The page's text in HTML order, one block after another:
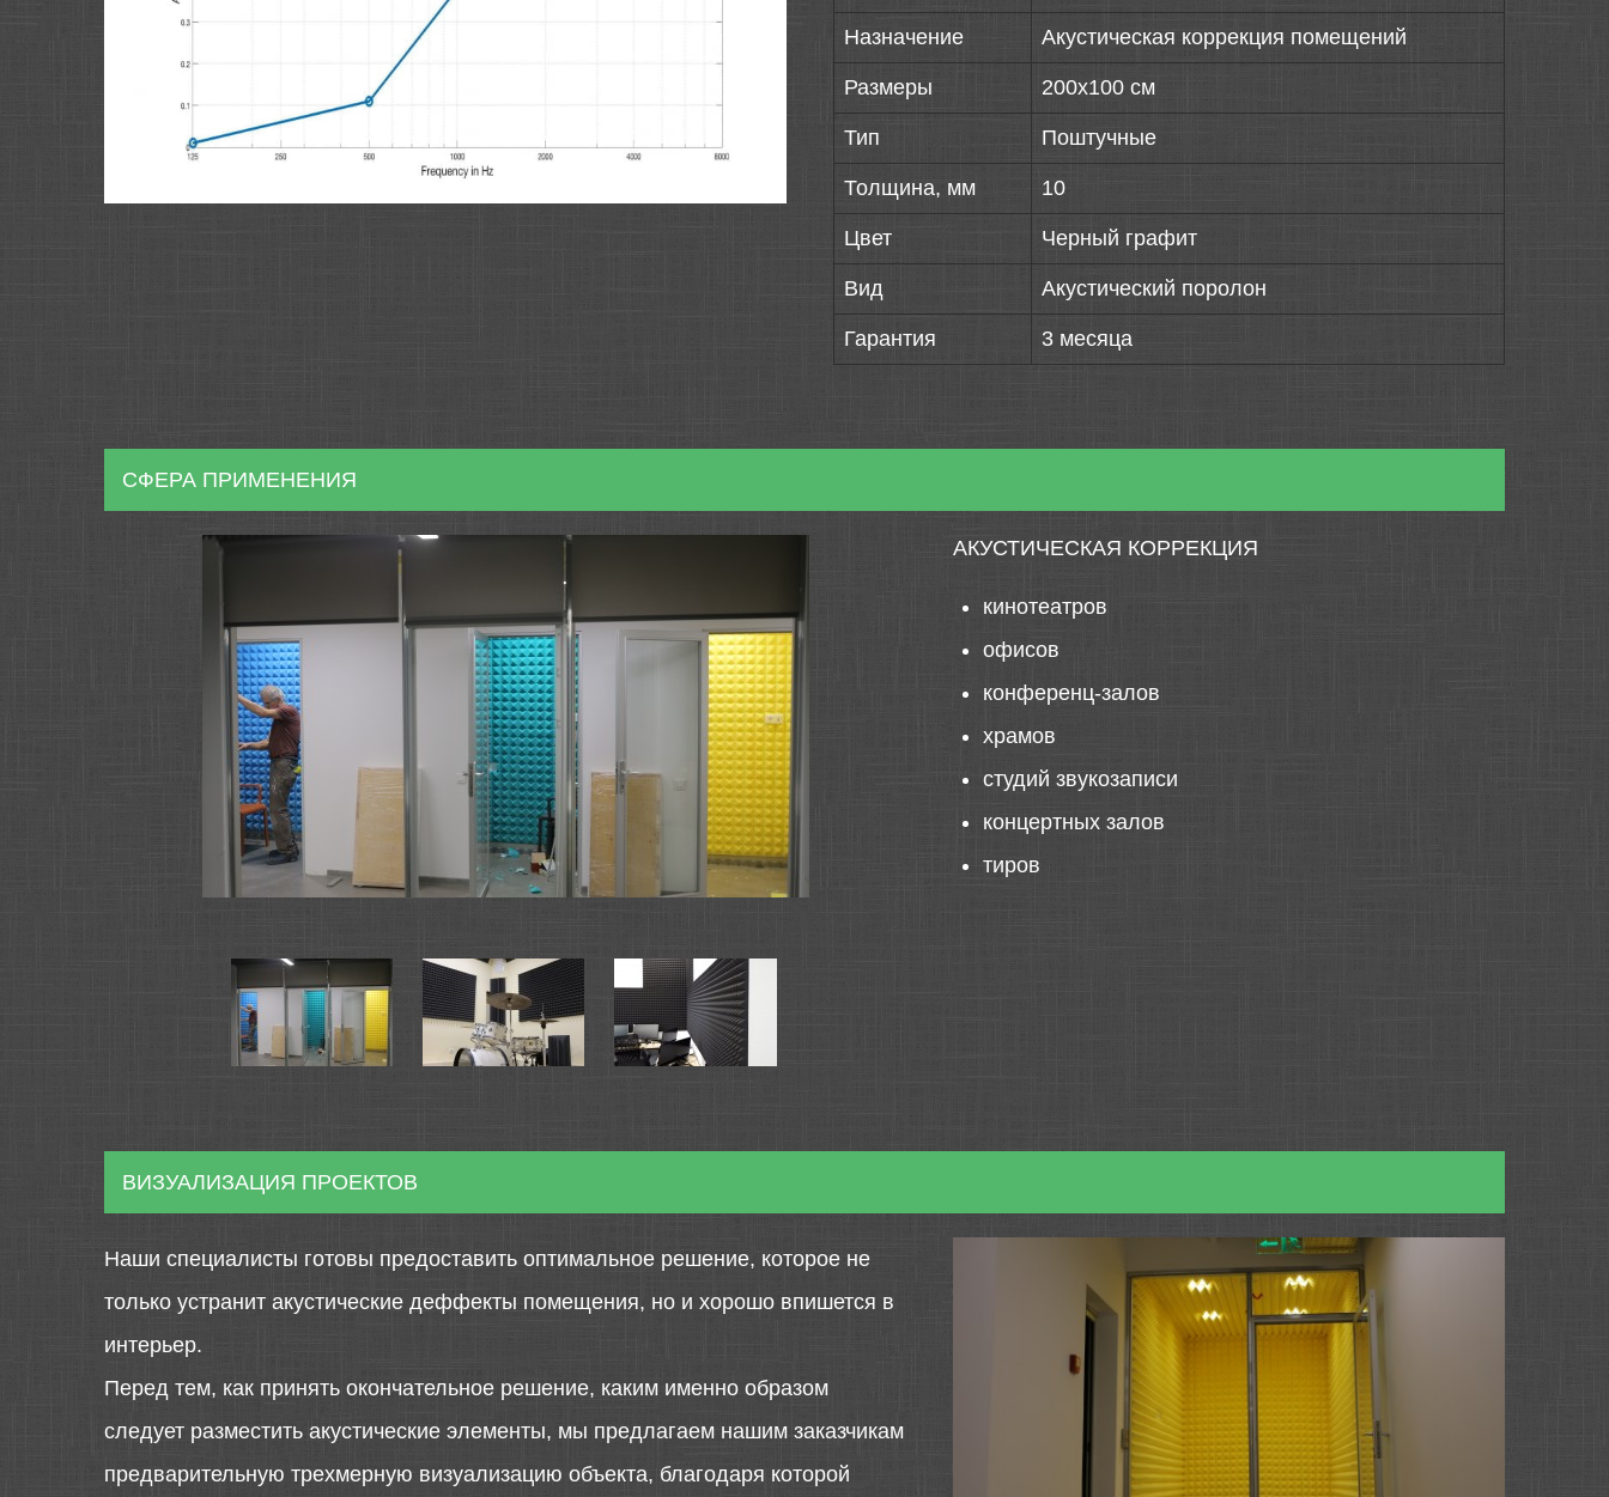
Назначение Акустическая коррекция помещений
Размеры 200х100 см
Тип Поштучные
Толщина, мм 10
Цвет Черный графит
Вид Акустический поролон
Гарантия 3 месяца
СФЕРА ПРИМЕНЕНИЯ
АКУСТИЧЕСКАЯ КОРРЕКЦИЯ
кинотеатров
офисов
конференц-залов
храмов
студий звукозаписи
концертных залов
тиров
ВИЗУАЛИЗАЦИЯ ПРОЕКТОВ
Наши специалисты готовы предоставить оптимальное решение, которое не
только устранит акустические деффекты помещения, но и хорошо впишется в
интерьер.
Перед тем, как принять окончательное решение, каким именно образом
следует разместить акустические элементы, мы предлагаем нашим заказчикам
предварительную трехмерную визуализацию объекта, благодаря которой